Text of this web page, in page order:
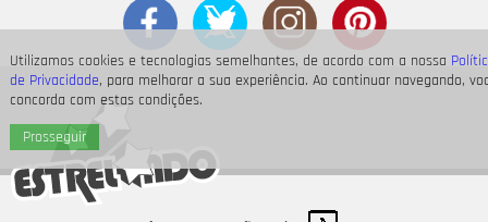
Utilizamos cookies e tecnologias semelhantes, de acordo com a nossa
de Privacidade, para melhorar a sua experiência. Ao continuar navegando,
concorda com estas condições.
Prosseguir